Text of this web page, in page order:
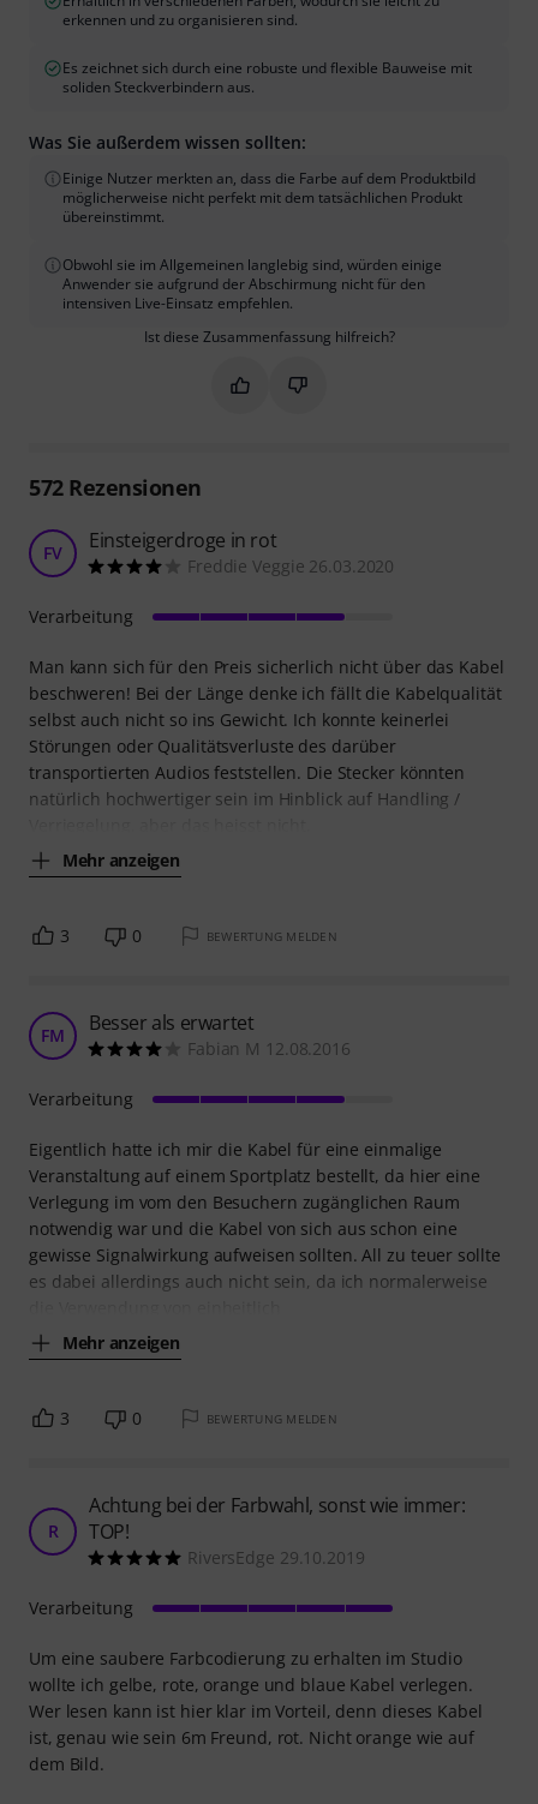
erkennen und zu organisieren sind.
Es zeichnet sich durch eine robuste und flexible Bauweise mit
soliden Steckverbindern aus.
Was Sie außerdem wissen sollten:
Einige Nutzer merkten an, dass die Farbe auf dem Produktbild
möglicherweise nicht perfekt mit dem tatsächlichen Produkt
übereinstimmt.
Obwohl sie im Allgemeinen langlebig sind, würden einige
Anwender sie aufgrund der Abschirmung nicht für den
intensiven Live-Einsatz empfehlen.
Ist diese Zusammenfassung hilfreich?
Markieren Sie diese
Markieren Sie diese
572Rezensionen
FV Einsteigerdroge in rot
Freddie Veggie 26.03.2020
Man kann sich für den Preis sicherlich nicht über das Kabel
beschweren! Bei der Länge denke ich fällt die Kabelqualität
selbst auch nicht so ins Gewicht. Ich konnte keinerlei
Störungen oder Qualitätsverluste des darüber
transportierten Audios feststellen. Die Stecker könnten
natürlich hochwertiger sein im Hinblick auf Handling /
Mehr anzeigen
Verarbeitung
3 0 BEWERTUNG MELDEN
FM Besser als erwartet
Fabian M 12.08.2016
Eigentlich hatte ich mir die Kabel für eine einmalige
Veranstaltung auf einem Sportplatz bestellt, da hier eine
Verlegung im vom den Besuchern zugänglichen Raum
notwendig war und die Kabel von sich aus schon eine
gewisse Signalwirkung aufweisen sollten. All zu teuer sollte
es dabei allerdings auch nicht sein, da ich normalerweise
Mehr anzeigen
Verarbeitung
3 0 BEWERTUNG MELDEN
R
Achtung bei der Farbwahl, sonst wie immer:
TOP!
RiversEdge 29.10.2019
Um eine saubere Farbcodierung zu erhalten im Studio
wollte ich gelbe, rote, orange und blaue Kabel verlegen.
Wer lesen kann ist hier klar im Vorteil, denn dieses Kabel
ist, genau wie sein 6m Freund, rot. Nicht orange wie auf
dem Bild.
Verarbeitung